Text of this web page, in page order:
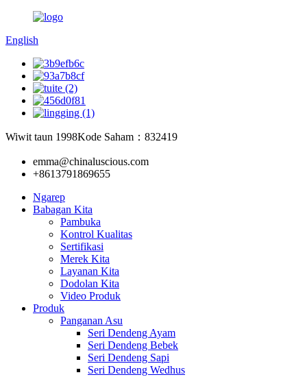
English
Wiwit taun 1998Kode Saham：832419
emma@chinaluscious.com
+8613791869655
Ngarep
Babagan Kita
Pambuka
Kontrol Kualitas
Sertifikasi
Merek Kita
Layanan Kita
Dodolan Kita
Video Produk
Produk
Panganan Asu
Seri Dendeng Ayam
Seri Dendeng Bebek
Seri Dendeng Sapi
Seri Dendeng Wedhus